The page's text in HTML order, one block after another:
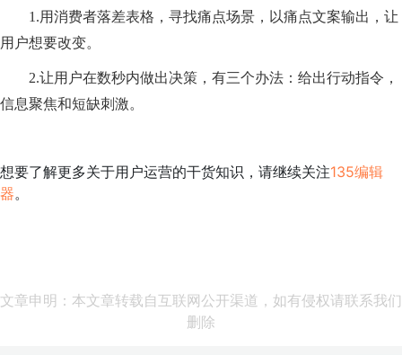
1.用消费者落差表格，寻找痛点场景，以痛点文案输出，让
用户想要改变。
2.让用户在数秒内做出决策，有三个办法：给出行动指令，
信息聚焦和短缺刺激。
想要了解更多关于用户运营的干货知识，请继续关注135编辑
器。
文章申明：本文章转载自互联网公开渠道，如有侵权请联系我们
删除